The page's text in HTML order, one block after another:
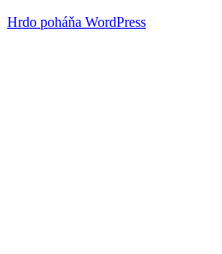
Hrdo poháňa WordPress